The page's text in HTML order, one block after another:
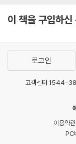
추장 떡볶이로 변신한
볶이의 영양 가치를 알
책을 읽다 보면 떡볶이
게 될 것이다. 조선시
다른 재료 없이 떡과
떡볶이는 ‘정크푸드’
한 음식이라는 사실을,
이 책을 구입하
로그인
고객센터 1544-
이용약관
PC